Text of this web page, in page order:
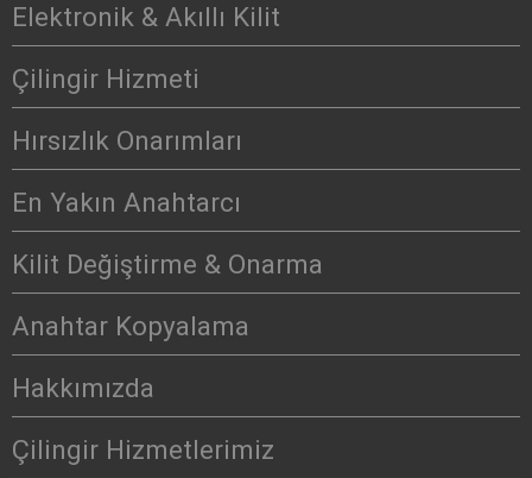
Elektronik & Akıllı Kilit
Çilingir Hizmeti
Hırsızlık Onarımları
En Yakın Anahtarcı
Kilit Değiştirme & Onarma
Anahtar Kopyalama
Hakkımızda
Çilingir Hizmetlerimiz